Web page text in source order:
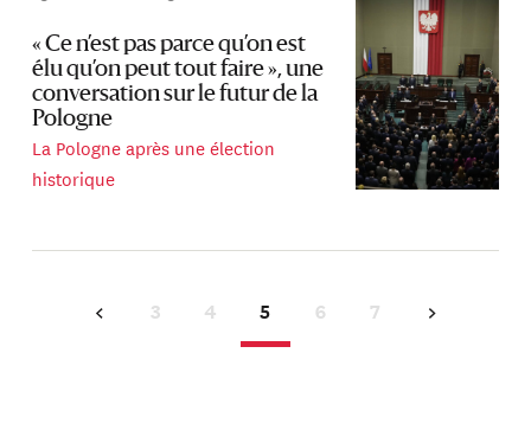
« Ce n’est pas parce qu’on est
élu qu’on peut tout faire », une
conversation sur le futur de la
Pologne
La Pologne après une élection
historique
3 4 5 6 7